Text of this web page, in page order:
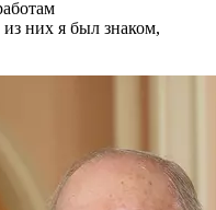
них я был знаком,